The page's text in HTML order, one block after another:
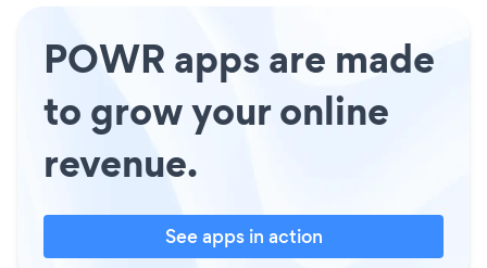
POWR apps are made
to grow your online
revenue.
See apps in action